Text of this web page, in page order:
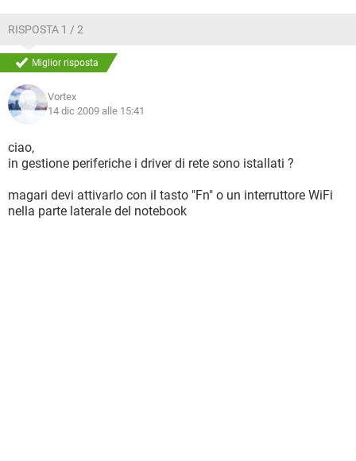
RISPOSTA 1 / 2
Miglior risposta
Vortex
14 dic 2009 alle 15:41
ciao,
in gestione periferiche i driver di rete sono istallati ?
magari devi attivarlo con il tasto "Fn" o un interruttore WiFi
nella parte laterale del notebook